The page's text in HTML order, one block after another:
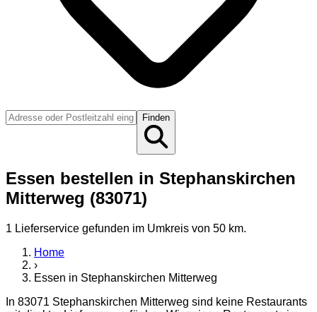
Finden
Essen bestellen in Stephanskirchen
Mitterweg (83071)
1 Lieferservice gefunden im Umkreis von 50 km.
Home
›
Essen in Stephanskirchen Mitterweg
In 83071 Stephanskirchen Mitterweg sind keine Restaurants